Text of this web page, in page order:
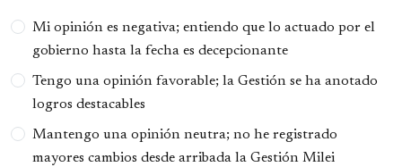
Opciones
Mi opinión es negativa; entiendo que lo actuado por el
gobierno hasta la fecha es decepcionante
Tengo una opinión favorable; la Gestión se ha anotado
logros destacables
Mantengo una opinión neutra; no he registrado
mayores cambios desde arribada la Gestión Milei